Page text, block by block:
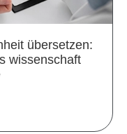
übersetzen:
wissenschaft